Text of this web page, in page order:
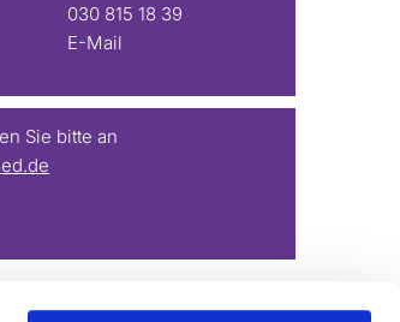
030 815 18 39
E-Mail
Sie bitte an